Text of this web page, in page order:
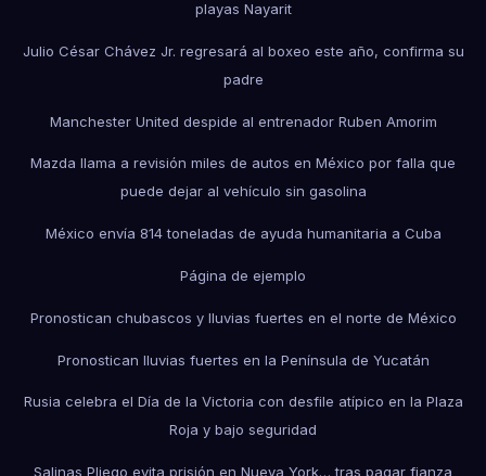
playas Nayarit
Julio César Chávez Jr. regresará al boxeo este año, confirma su
padre
Manchester United despide al entrenador Ruben Amorim
Mazda llama a revisión miles de autos en México por falla que
puede dejar al vehículo sin gasolina
México envía 814 toneladas de ayuda humanitaria a Cuba
Página de ejemplo
Pronostican chubascos y lluvias fuertes en el norte de México
Pronostican lluvias fuertes en la Península de Yucatán
Rusia celebra el Día de la Victoria con desfile atípico en la Plaza
Roja y bajo seguridad
Salinas Pliego evita prisión en Nueva York… tras pagar fianza